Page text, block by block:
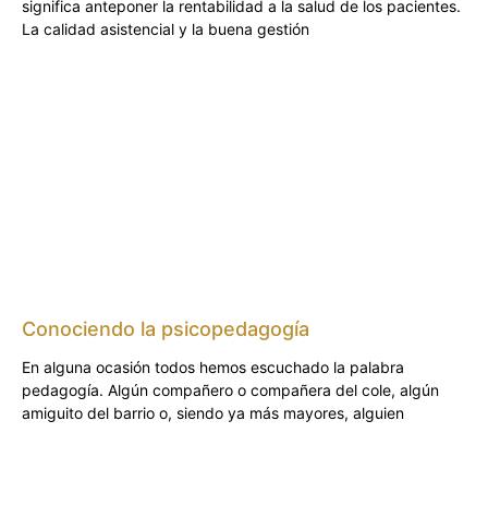
significa anteponer la rentabilidad a la salud de los pacientes.
La calidad asistencial y la buena gestión
Conociendo la psicopedagogía
En alguna ocasión todos hemos escuchado la palabra
pedagogía. Algún compañero o compañera del cole, algún
amiguito del barrio o, siendo ya más mayores, alguien